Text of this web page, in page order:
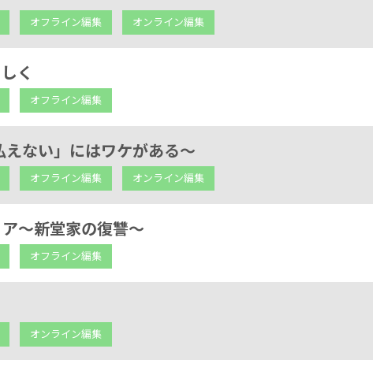
オフライン編集 オンライン編集
く
オフライン編集
ない」にはワケがある～
オフライン編集 オンライン編集
～新堂家の復讐～
オフライン編集
オンライン編集